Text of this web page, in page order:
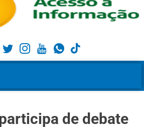
de debate